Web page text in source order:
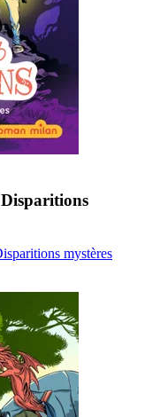
mystères